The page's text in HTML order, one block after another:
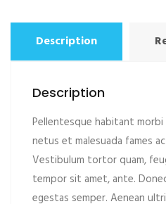
Description
Description
Pellentesque habitant
netus et malesuada fames
Vestibulum tortor quam,
tempor sit amet, ante.
egestas semper. Aenean